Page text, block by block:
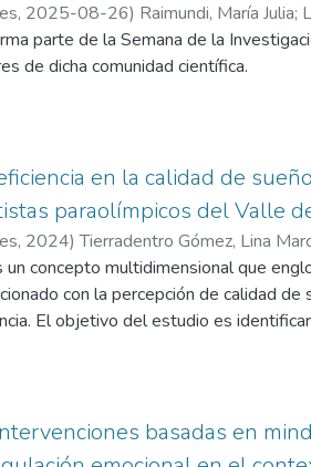
a cabo durante las sesiones de
Además, se utilizó un cuestionario
Los resultados indicaron una
Reach. Los participantes que
con las lesiones dadas en la
la importancia de la flexibilidad y
a demostrar que la
deportivo como para la prevención
, 2025-08-26) Raimundi, María Julia;
;Maturano, Karina
parte de la Semana de la
de dicha comunidad científica.
en la calidad de
paraolímpicos del Valle
, 2024)Tierradentro Gómez, Lina
un concepto multidimensional que
con la percepción de calidad
El objetivo del estudio es
con la salud en deportistas
salud en deportistas paralímpicos del
calidad de vida en relación con la
impacto en los dominios ambiente y
basadas en